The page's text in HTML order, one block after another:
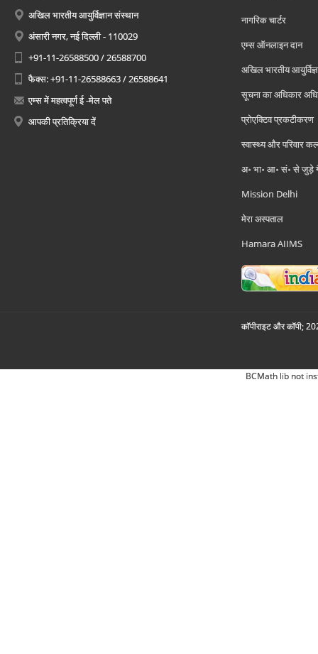
अखिल भारतीय आयुर्विज्ञान संस्थान
अंसारी नगर, नई दिल्ली - 110029
+91-11-26588500 / 26588700
फैक्स: +91-11-26588663 / 26588641
एम्स में महत्वपूर्ण ई -मेल पते
आपकी प्रतिक्रिया दें
नागरिक चार्टर
एम्स ऑनलाइन दान
अखिल भारतीय
सूचना का अधिकार
प्रोएक्टिव प्रकटीकरण
स्वास्थ्य और परिवार
अ॰ भा॰ आ॰ सं॰ से जुड़े
Mission Delhi
मेरा अस्पताल
Hamara AIIMS
कॉपीराइट और कॉपी;
BCMath lib not